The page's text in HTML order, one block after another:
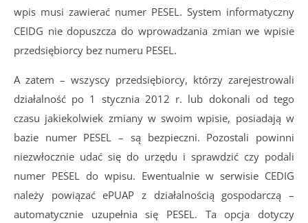
wpis musi zawierać numer PESEL. System informatyczny
CEIDG nie dopuszcza do wprowadzania zmian we wpisie
przedsiębiorcy bez numeru PESEL.
A zatem – wszyscy przedsiębiorcy, którzy zarejestrowali
działalność po 1 stycznia 2012 r. lub dokonali od tego
czasu jakiekolwiek zmiany w swoim wpisie, posiadają w
bazie numer PESEL – są bezpieczni. Pozostali powinni
niezwłocznie udać się do urzędu i sprawdzić czy podali
numer PESEL do wpisu. Ewentualnie w serwisie CEDIG
należy powiązać ePUAP z działalnością gospodarczą –
automatycznie uzupełnia się PESEL. Ta opcja dotyczy